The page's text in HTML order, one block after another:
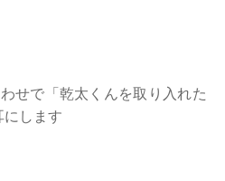
せで「乾太くんを取り入れた
にします